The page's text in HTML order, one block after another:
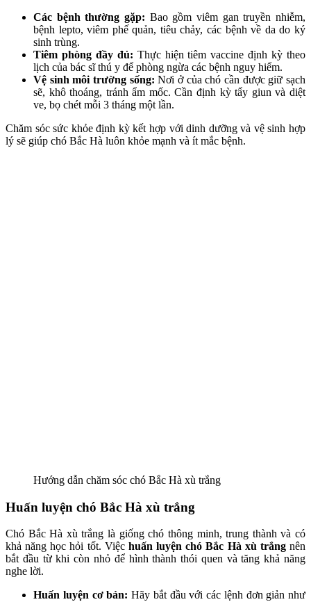
Các bệnh thường gặp: Bao gồm viêm gan truyền nhiễm,
bệnh lepto, viêm phế quản, tiêu chảy, các bệnh về da do ký
sinh trùng.
Tiêm phòng đầy đủ: Thực hiện tiêm vaccine định kỳ theo
lịch của bác sĩ thú y để phòng ngừa các bệnh nguy hiểm.
Vệ sinh môi trường sống: Nơi ở của chó cần được giữ sạch
sẽ, khô thoáng, tránh ẩm mốc. Cần định kỳ tẩy giun và diệt
ve, bọ chét mỗi 3 tháng một lần.
Chăm sóc sức khỏe định kỳ kết hợp với dinh dưỡng và vệ sinh hợp
lý sẽ giúp chó Bắc Hà luôn khỏe mạnh và ít mắc bệnh.
Hướng dẫn chăm sóc chó Bắc Hà xù trắng
Huấn luyện chó Bắc Hà xù trắng
Chó Bắc Hà xù trắng là giống chó thông minh, trung thành và có
khả năng học hỏi tốt. Việc huấn luyện chó Bắc Hà xù trắngnên
bắt đầu từ khi còn nhỏ để hình thành thói quen và tăng khả năng
nghe lời.
Huấn luyện cơ bản: Hãy bắt đầu với các lệnh đơn giản như